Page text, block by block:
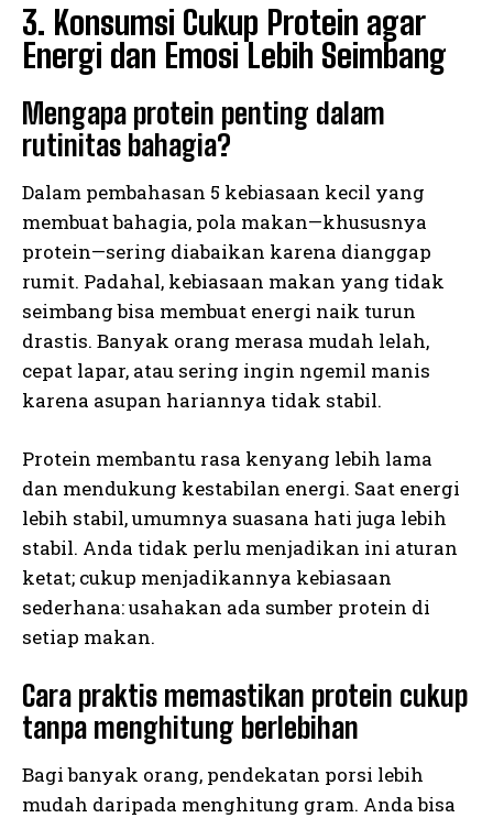
3. Konsumsi Cukup Protein agar
Energi dan Emosi Lebih Seimbang
Mengapa protein penting dalam
rutinitas bahagia?
Dalam pembahasan 5 kebiasaan kecil yang
membuat bahagia, pola makan—khususnya
protein—sering diabaikan karena dianggap
rumit. Padahal, kebiasaan makan yang tidak
seimbang bisa membuat energi naik turun
drastis. Banyak orang merasa mudah lelah,
cepat lapar, atau sering ingin ngemil manis
karena asupan hariannya tidak stabil.
Protein membantu rasa kenyang lebih lama
dan mendukung kestabilan energi. Saat energi
lebih stabil, umumnya suasana hati juga lebih
stabil. Anda tidak perlu menjadikan ini aturan
ketat; cukup menjadikannya kebiasaan
sederhana: usahakan ada sumber protein di
setiap makan.
Cara praktis memastikan protein cukup
tanpa menghitung berlebihan
Bagi banyak orang, pendekatan porsi lebih
mudah daripada menghitung gram. Anda bisa